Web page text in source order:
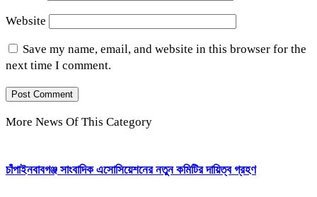
Website
Save my name, email, and website in this browser for the
next time I comment.
More News Of This Category
চাঁপাইনবাবগঞ্জ সাংবাদিক এসোসিয়েশনের নতুন কমিটির দায়িত্ব গ্রহণ